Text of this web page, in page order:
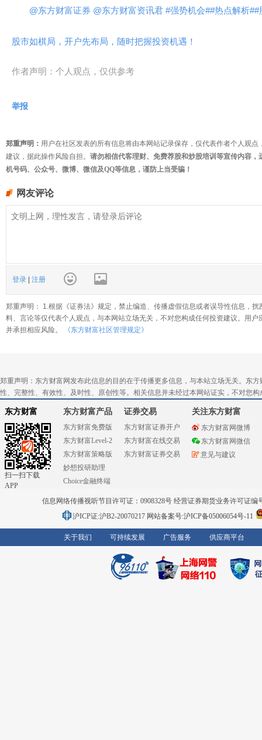
@东方财富证券 @东方财富资讯君 #强势机会##热点解析##
股市如棋局，开户先布局，随时把握投资机遇！
作者声明：个人观点，仅供参考
举报
郑重声明： 用户在社区发表的所有信息将由本网站记录保存，仅代表作者个人观
建议，据此操作风险自担。 请勿相信代客理财、免费荐股和炒股培训等宣传内容
机号码、公众号、微博、微信及QQ等信息，谨防上当受骗！
网友评论
登录 注册
郑重声明： 1.根据《证券法》规定，禁止编造、传播虚假信息或者误导性信息，
料、言论等仅代表个人观点，与本网站立场无关，不对您构成任何投资建议。用
并承担相应风险。
《东方财富社区管理规定》
郑重声明：东方财富网发布此信息的目的在于传播更多信息，与本站立场无关。东
性、完整性、有效性、及时性、原创性等。相关信息并未经过本网站证实，不对您
东方财富
扫一扫下载
APP
东方财富产品
东方财富免费版
东方财富Level-2
东方财富策略版
妙想投研助理
Choice金融终端
证券交易
东方财富证券开户
东方财富在线交易
东方财富证券交易
关注东方财富
东方财富网微博
东方财富网微信
意见与建议
信息网络传播视听节目许可证：0908328号 经营证券期货业务许可证编
沪ICP证:沪B2-20070217 网站备案号:沪ICP备05006054号-11
关于我们 可持续发展 广告服务 供应商平台